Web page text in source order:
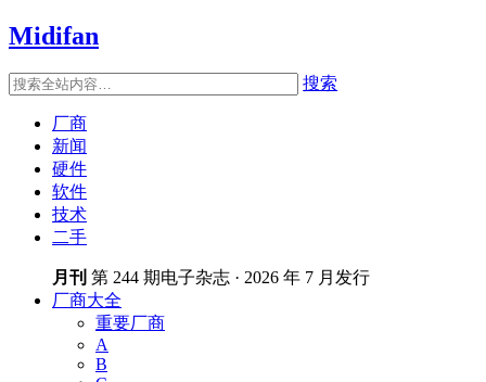
Midifan
搜索
厂商
新闻
硬件
软件
技术
二手
月刊 第 244 期电子杂志 · 2026 年 7 月发行
厂商大全
重要厂商
A
B